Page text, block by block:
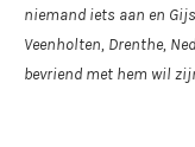
niemand iets aan en
Veenholten, Drenthe,
bevriend met hem wil